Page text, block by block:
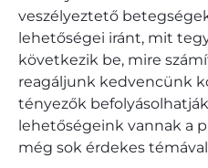
veszélyeztető
lehetőségei iránt, mit
következik be, mire
reagáljunk kedvencünk
tényezők
lehetőségeink vannak a
még sok érdekes